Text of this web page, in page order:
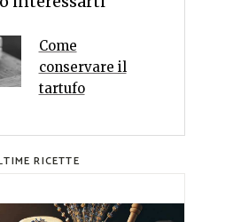
Come
conservare il
tartufo
RICETTE